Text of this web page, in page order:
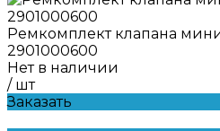
Ремкомплект клапана
2901000600
Нет в наличии
/ шт
Заказать